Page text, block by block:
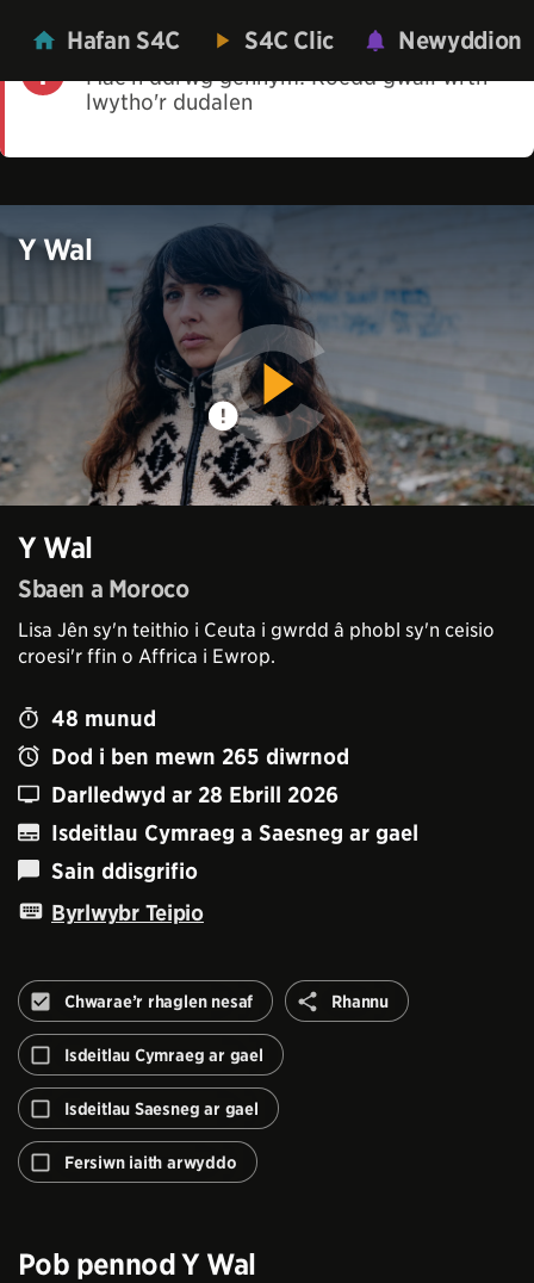
Hafan S4C S4C Clic Newyddion
Mae'n ddrwg gennym! Roedd gwall wrth
lwytho'r dudalen
Y Wal
Y Wal
Sbaen a Moroco
Lisa Jên sy'n teithio i Ceuta i gwrdd â phobl sy'n ceisio
croesi'r ffin o Affrica i Ewrop.
48 munud
Dod i ben mewn 265 diwrnod
Darlledwyd ar 28 Ebrill 2026
Isdeitlau Cymraeg a Saesneg ar gael
Sain ddisgrifio
Byrlwybr Teipio
Chwarae’r rhaglen nesaf
Peidiwch
â
awtomeiddio'r
rhaglen
nesaf
Rhannu Rhannu
Isdeitlau Cymraeg ar gael
Isdeitlau Saesneg ar gael
Fersiwn iaith arwyddo
Fersiwn
iaith
Pob pennodY Wal